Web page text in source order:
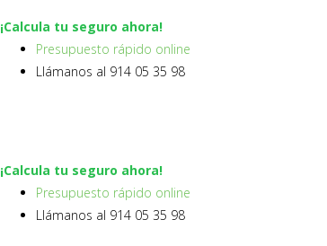
¡Calcula tu seguro ahora!
Presupuesto rápido online
Llámanos al 914 05 35 98
¡Calcula tu seguro ahora!
Presupuesto rápido online
Llámanos al 914 05 35 98